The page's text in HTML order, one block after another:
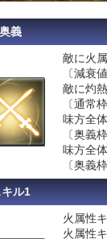
奥義
敵に火
〔減衰
敵に灼
〔通常
味方全
〔奥義
味方全
〔奥義
ル1
火属性
火属性